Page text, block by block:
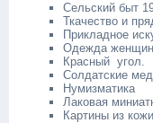
Сельский быт
Ткачество и
Прикладное
Одежда
Красный угол.
Солдатские
Нумизматика
Лаковая
Картины из кожи